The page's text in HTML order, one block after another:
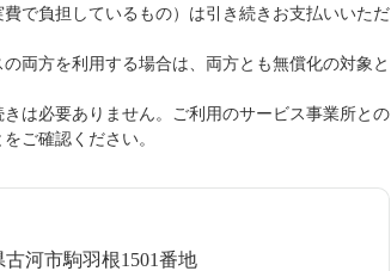
で負担しているもの）は引き続きお支払いいただ
両方を利用する場合は、両方とも無償化の対象と
は必要ありません。ご利用のサービス事業所との
ご確認ください。
古河市駒羽根1501番地